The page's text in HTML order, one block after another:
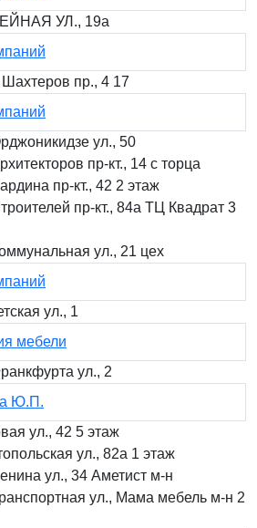
УЛ., 19а
пр., 4 17
ул., 50
пр-кт., 14 с торца
пр-кт., 42 2 этаж
пр-кт., 84а ТЦ Квадрат 3
ул., 21 цех
ул., 1
мебели
ул., 2
Ю.П.
ул., 42 5 этаж
ул., 82а 1 этаж
ул., 34 Аметист м-н
ул., Мама мебель м-н 2